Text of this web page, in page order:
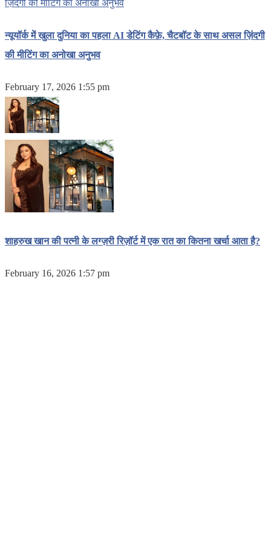
न्यूयॉर्क में खुला दुनिया का पहला AI डेटिंग कैफ़े, चैटबॉट के साथ असल ज़िंदगी
की मीटिंग का अनोखा अनुभव
February 17, 2026 1:55 pm
शाहरुख खान की पत्नी के लग्ज़री रिज़ॉर्ट में एक रात का कितना खर्चा आता है?
February 16, 2026 1:57 pm